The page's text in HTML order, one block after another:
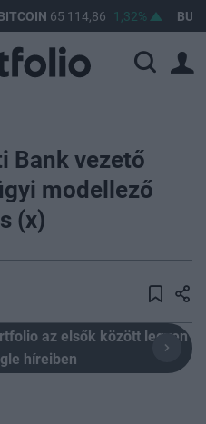
65 114,86 1,32% BUX 148
Bank vezető
modellező
(x)
az elsők között legyen
híreiben